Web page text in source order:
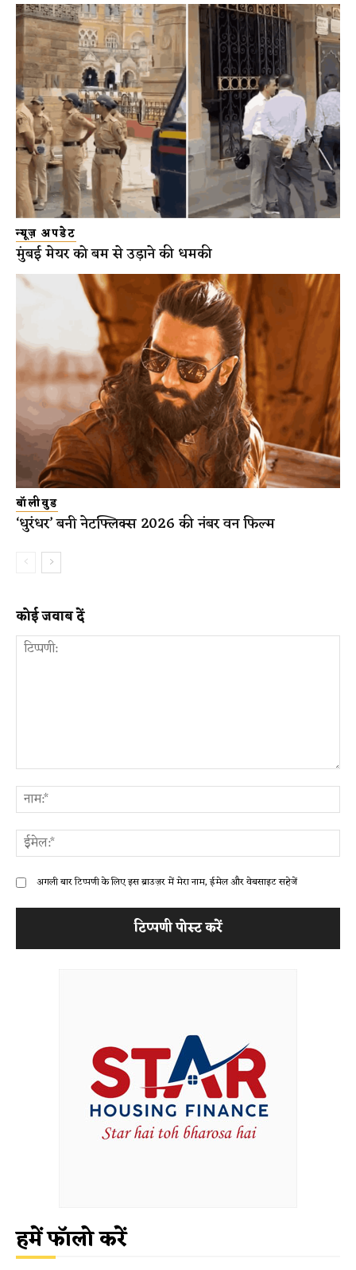
न्यूज़ अपडेट
मुंबई मेयर को बम से उड़ाने की धमकी
बॉलीवुड
‘धुरंधर’ बनी नेटफ्लिक्स 2026 की नंबर वन फिल्म
कोई जवाब दें
अगली बार टिप्पणी के लिए इस ब्राउज़र में मेरा नाम, ईमेल और वेबसाइट सहेजें
हमें फॉलो करें